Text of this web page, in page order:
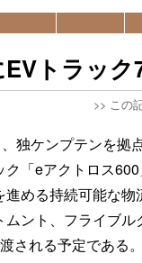
トラック
>> この
独ケンプテンを拠
「eアクトロス
める持続可能な物
ント、フライブル
される予定である。